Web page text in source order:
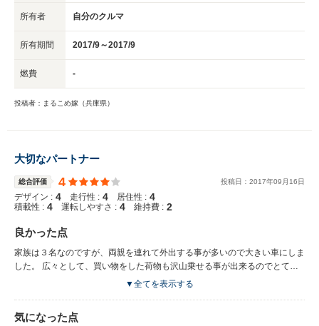
ので、こちらの車購入は本当によかったとおもっています！ まだまだ乗り
慣れていないのでもっと乗って練習が必要ですが、今後の事を考えてスムー
ズに走れるようになりたいものです、
所有者 自分のクルマ
所有期間 2017/9～2017/9
燃費 -
投稿者：まるこめ嫁（兵庫県）
大切なパートナー
総合評価 4 投稿日： 2017年09 月 16日
デザイン : 4 走行性 : 4 居住性 : 4
積載性 : 4 運転しやすさ : 4 維持費 : 2
良かった点
家族は３名なのですが、両親を連れて外出する事が多いので大きい車にしま
した。 広々として、買い物をした荷物も沢山乗せる事が出来るのでとても
嬉しいです♪ また、１番後ろの座席を収納する際には前の車では重たかった
のもいいですね！ 食事をする時にはシートを倒せばテーブルになる所もい
▼全てを表示する
気になった点